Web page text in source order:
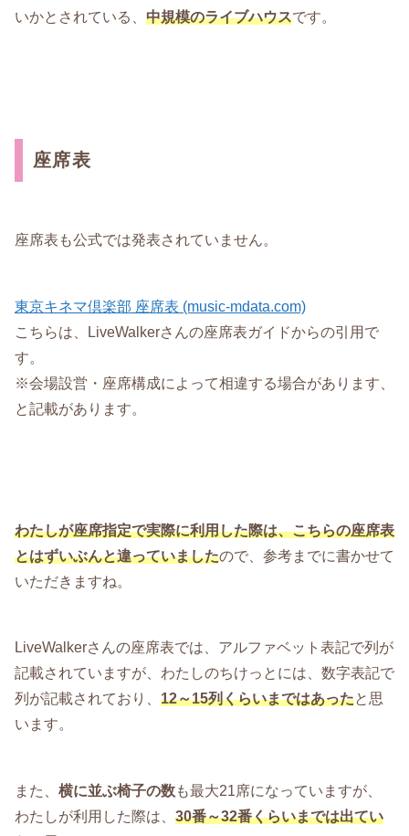
いかとされている、 中規模のライブハウスです。
座席表
座席表も公式では発表されていません。
東京キネマ倶楽部 座席表 (music-mdata.com)
こちらは、LiveWalkerさんの座席表ガイドからの引用で
す。
※会場設営・座席構成によって相違する場合があります、
と記載があります。
わたしが座席指定で実際に利用した際は、こちらの座席表
とはずいぶんと違っていましたので、参考までに書かせて
いただきますね。
LiveWalkerさんの座席表では、アルファベット表記で列が
記載されていますが、わたしのちけっとには、数字表記で
列が記載されており、 12～15列くらいまではあったと思
います。
また、 横に並ぶ椅子の数も最大21席になっていますが、
わたしが利用した際は、 30番～32番くらいまでは出てい